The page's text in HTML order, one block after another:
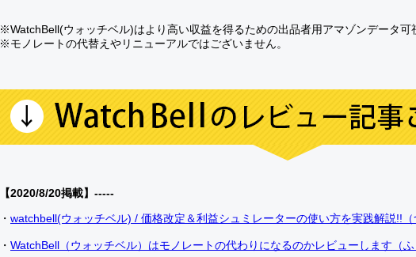
※WatchBell(ウォッチベル)はより高い収益を得るための出品者用アマゾンデータ可
※モノレートの代替えやリニューアルではございません。
【2020/8/20掲載】-----
・ watchbell(ウォッチベル) / 価格改定＆利益シュミレーターの使い方を実践解説!!
・ WatchBell（ウォッチベル）はモノレートの代わりになるのかレビューします（